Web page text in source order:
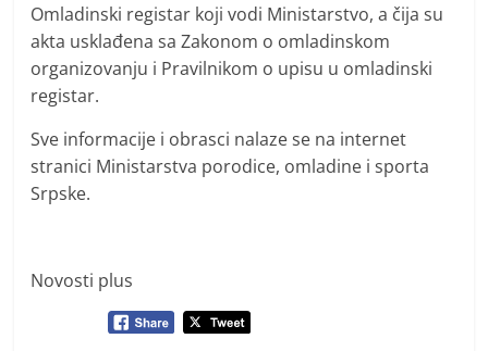
Omladinski registar koji vodi Ministarstvo, a čija su
akta usklađena sa Zakonom o omladinskom
organizovanju i Pravilnikom o upisu u omladinski
registar.
Sve informacije i obrasci nalaze se na internet
stranici Ministarstva porodice, omladine i sporta
Srpske.
Novosti plus